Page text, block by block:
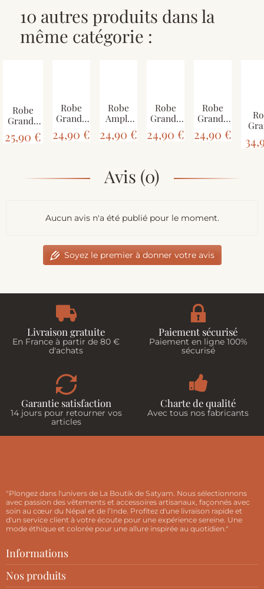
10 autres produits dans la
même catégorie :
Robe
Grande
Kotraj
25,90 €
Robe
Grande
Tandur
24,90 €
Robe
Ample
Petite
24,90 €
Robe
Grande
Tiryani
Jaune
24,90 €
Robe
Grande
Velgi
24,90 €
Avis (0)
Aucun avis n'a été publié pour le moment.
Soyez le premier à donner votre avis
Livraison gratuite
En France à partir de 80 €
d'achats
Paiement sécurisé
Paiement en ligne 100%
sécurisé
Garantie satisfaction
14 jours pour retourner vos
articles
Charte de qualité
Avec tous nos fabricants
"Plongez dans l'univers de La Boutik de Satyam. Nous sélectionnons
avec passion des vêtements et accessoires artisanaux, façonnés avec
soin au cœur du Népal et de l’Inde. Profitez d'une livraison rapide et
d'un service client à votre écoute pour une expérience sereine. Une
mode éthique et colorée pour une allure inspirée au quotidien."
Informations
Nos produits